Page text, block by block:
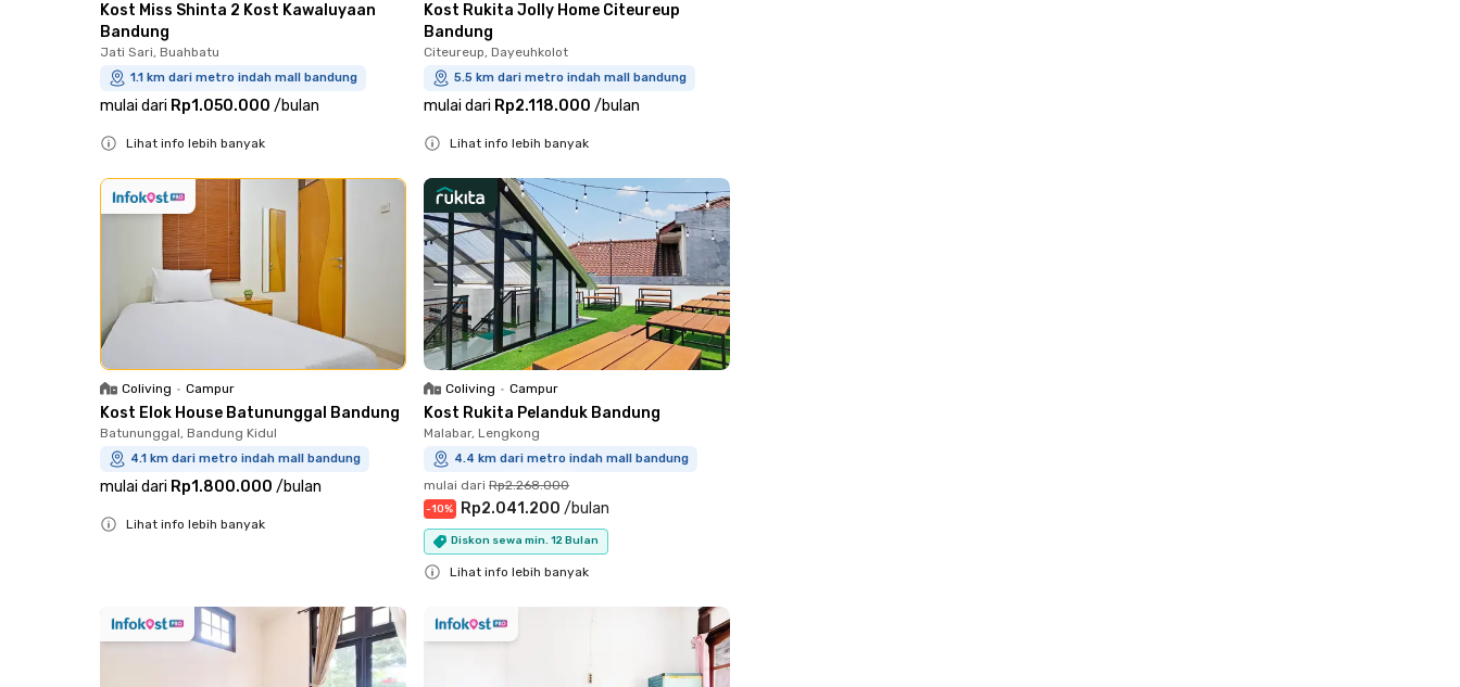
Kost Miss Shinta 2 Kost Kawaluyaan
Bandung
Jati Sari, Buahbatu
1.1 km dari metro indah mall bandung
mulai dari Rp1.050.000 /bulan
Lihat info lebih banyak
Kost Rukita Jolly Home Citeureup
Bandung
Citeureup, Dayeuhkolot
5.5 km dari metro indah mall bandung
mulai dari Rp2.118.000 /bulan
Lihat info lebih banyak
Coliving • Campur
Kost Elok House Batununggal Bandung
Batununggal, Bandung Kidul
4.1 km dari metro indah mall bandung
mulai dari Rp1.800.000 /bulan
Lihat info lebih banyak
Coliving • Campur
Kost Rukita Pelanduk Bandung
Malabar, Lengkong
4.4 km dari metro indah mall bandung
mulai dari Rp2.268.000
-10% Rp2.041.200 /bulan
Diskon sewa min. 12 Bulan
Lihat info lebih banyak